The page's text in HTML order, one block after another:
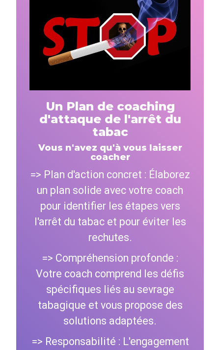
Un Plan de coaching
d'attaque de l'arrêt du
tabac
Vous n'avez qu'à vous laisser
coacher
=> Plan d'action concret : Élaborez
un plan solide avec votre coach
pour identifier les étapes vers
l'arrêt du tabac et pour éviter les
rechutes.
=> Compréhension profonde :
Votre coach comprend les défis
spécifiques liés au sevrage
tabagique et vous propose des
solutions adaptées.
=> Responsabilité : L'engagement